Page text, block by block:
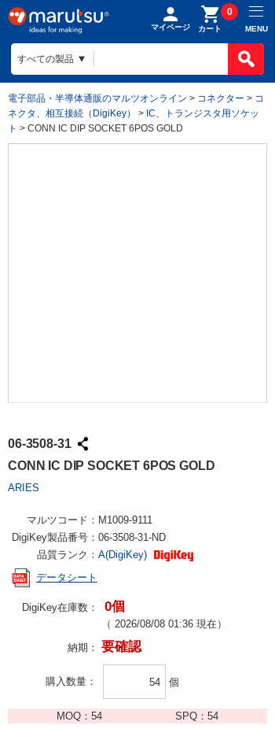
マイページ カート
0
MENU
電子部品・半導体通販のマルツオンライン > コネクター > コ
ネクタ、相互接続（DigiKey）
> IC、トランジスタ用ソケッ
ト > CONN IC DIP SOCKET 6POS GOLD
06-3508-31
CONN IC DIP SOCKET 6POS GOLD
ARIES
マルツコード： M1009-9111
DigiKey製品番号： 06-3508-31-ND
品質ランク： A(DigiKey)
データシート
DigiKey在庫数： 0個
（ 2026/08/08 01:36 現在）
納期： 要確認
購入数量 個
MOQ： 54 SPQ：54